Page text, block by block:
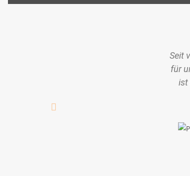
Seit
für
ist